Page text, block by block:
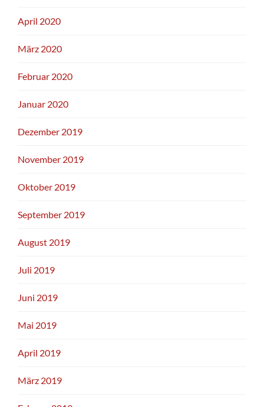
April 2020
März 2020
Februar 2020
Januar 2020
Dezember 2019
November 2019
Oktober 2019
September 2019
August 2019
Juli 2019
Juni 2019
Mai 2019
April 2019
März 2019